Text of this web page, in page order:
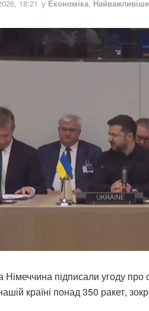
18:21 у Економіка, Найважливіше
Німеччина підписали угоду
країні понад 350 ракет,